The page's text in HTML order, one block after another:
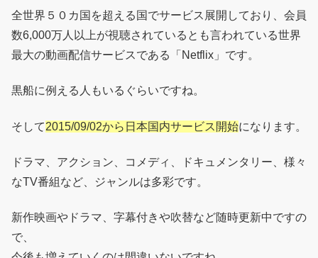
全世界５０カ国を超える国でサービス展開しており、会員
数6,000万人以上が視聴されているとも言われている世界
最大の動画配信サービスである「Netflix」です。
黒船に例える人もいるぐらいですね。
そして2015/09/02から日本国内サービス開始になります。
ドラマ、アクション、コメディ、ドキュメンタリー、様々
なTV番組など、ジャンルは多彩です。
新作映画やドラマ、字幕付きや吹替など随時更新中ですの
で、